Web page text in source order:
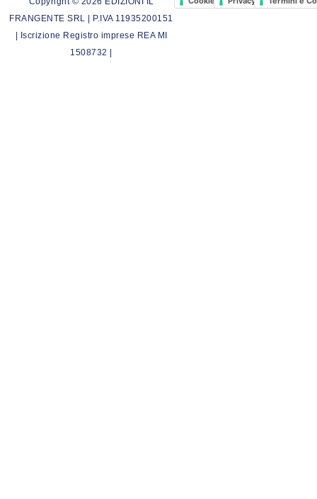
FRANGENTE SRL | P.IVA 11935200151
| Iscrizione Registro imprese REA MI
1508732 |